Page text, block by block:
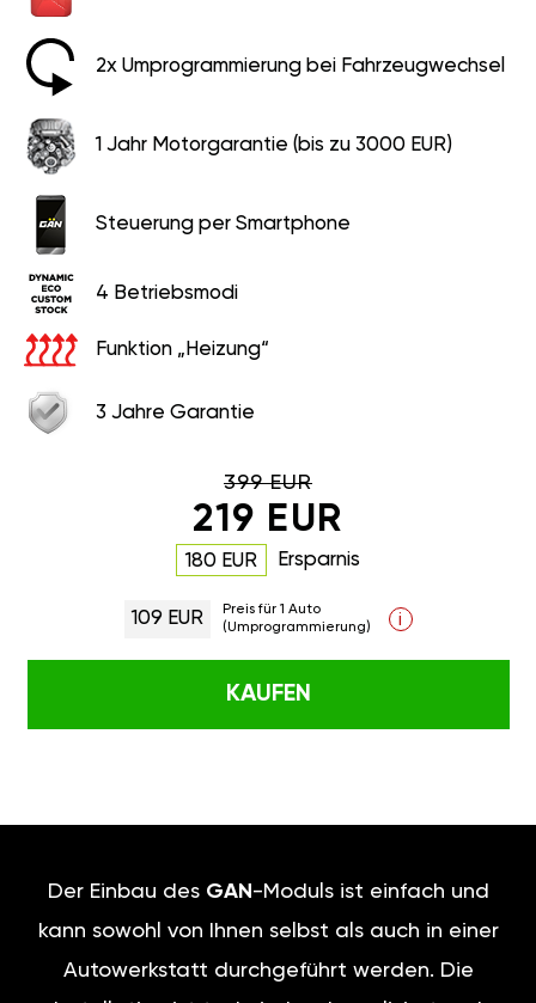
2x Umprogrammierung bei Fahrzeugwechsel
1 Jahr Motorgarantie (bis zu 3000 EUR)
Steuerung per Smartphone
4 Betriebsmodi
Funktion „Heizung“
3 Jahre Garantie
399 EUR
219 EUR
180 EUR Ersparnis
109 EUR
Preis für 1 Auto
(Umprogrammierung)
i
KAUFEN
Der Einbau des GAN -Moduls ist einfach und
kann sowohl von Ihnen selbst als auch in einer
Autowerkstatt durchgeführt werden. Die